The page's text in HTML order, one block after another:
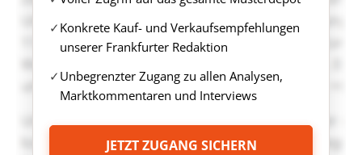
Konkrete Kauf- und Verkaufsempfehlungen
unserer Frankfurter Redaktion
Unbegrenzter Zugang zu allen Analysen,
Marktkommentaren und Interviews
JETZT ZUGANG SICHERN